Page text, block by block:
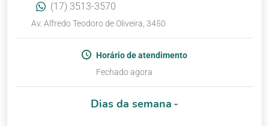
(17) 3513-3570
Av. Alfredo Teodoro de Oliveira, 3450
Horário de atendimento
Fechado agora
Dias da semana